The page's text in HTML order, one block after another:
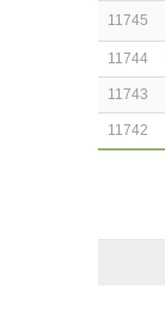
11745
11744
11743
11742